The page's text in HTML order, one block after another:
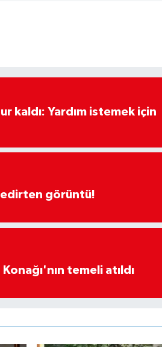
kaldı: Yardım istemek için
görüntü!
temeli atıldı